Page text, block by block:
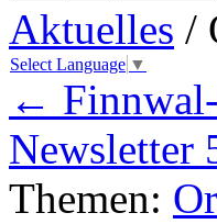
Aktuelles /
Select Language ▼
←
Newsletter
Themen: